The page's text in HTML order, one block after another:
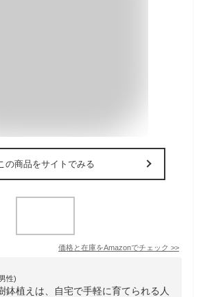
の商品をサイトでみる
価格と在庫をAmazonでチェック >>
性)
鉢植えは、自宅で手軽に育てられる人